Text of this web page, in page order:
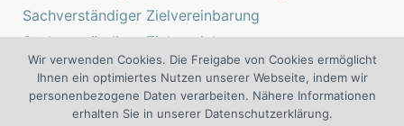
Sachverständiger Zielvereinbarung
Sachverständiger Zielvereinbarungssystem
Suchen
Wir verwenden Cookies. Die Freigabe von Cookies ermöglicht
Ihnen ein optimiertes Nutzen unserer Webseite, indem wir
personenbezogene Daten verarbeiten. Nähere Informationen
erhalten Sie in unserer Datenschutzerklärung.